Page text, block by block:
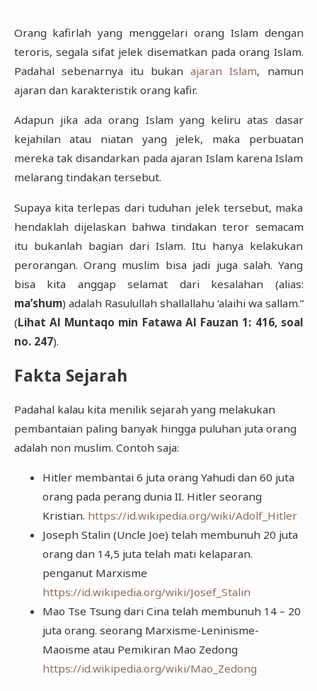
Orang kafirlah yang menggelari orang Islam dengan
teroris, segala sifat jelek disematkan pada orang Islam.
Padahal sebenarnya itu bukanajaran Islam, namun
ajaran dan karakteristik orang kafir.
Adapun jika ada orang Islam yang keliru atas dasar
kejahilan atau niatan yang jelek, maka perbuatan
mereka tak disandarkan pada ajaran Islam karena Islam
melarang tindakan tersebut.
Supaya kita terlepas dari tuduhan jelek tersebut, maka
hendaklah dijelaskan bahwa tindakan teror semacam
itu bukanlah bagian dari Islam. Itu hanya kelakukan
perorangan. Orang muslim bisa jadi juga salah. Yang
bisa kita anggap selamat dari kesalahan (alias:
ma’shum) adalah Rasulullah shallallahu ‘alaihi wa sallam.”
(Lihat Al Muntaqo min Fatawa Al Fauzan 1: 416, soal
no. 247).
Fakta Sejarah
Padahal kalau kita menilik sejarah yang melakukan
pembantaian paling banyak hingga puluhan juta orang
adalah non muslim. Contoh saja:
Hitler membantai 6 juta orang Yahudi dan 60 juta
orang pada perang dunia II. Hitler seorang
Kristian. https://id.wikipedia.org/wiki/Adolf_Hitler
Joseph Stalin (Uncle Joe) telah membunuh 20 juta
orang dan 14,5 juta telah mati kelaparan.
penganut Marxisme
https://id.wikipedia.org/wiki/Josef_Stalin
Mao Tse Tsung dari Cina telah membunuh 14 – 20
juta orang. seorang Marxisme-Leninisme-
Maoisme atau Pemikiran Mao Zedong
https://id.wikipedia.org/wiki/Mao_Zedong